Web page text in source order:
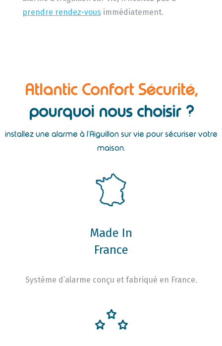
prendre rendez-vous immédiatement.
Atlantic Confort Sécurité,
pourquoi nous choisir ?
installez une alarme à l’Aiguillon sur vie pour sécuriser votre
maison.
Made In
France
Système d’alarme conçu et fabriqué en France.